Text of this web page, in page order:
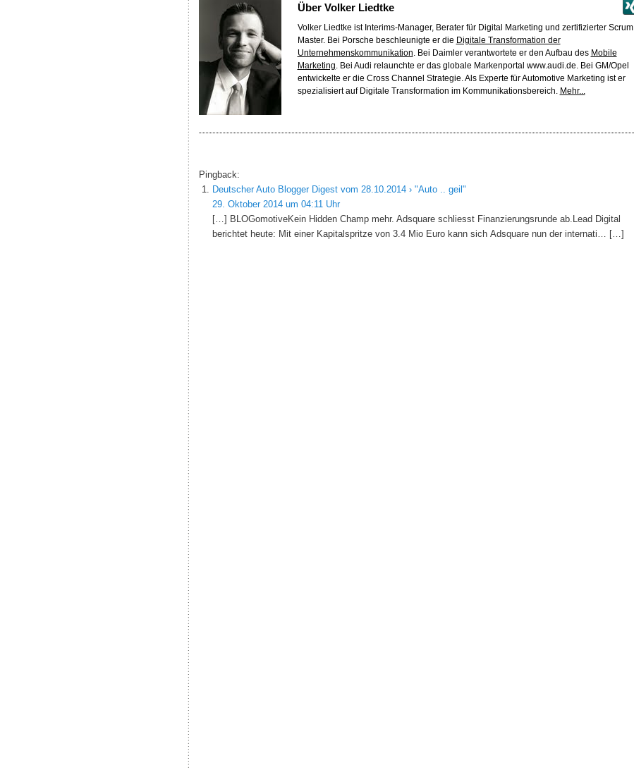
Über Volker Liedtke
Volker Liedtke ist Interims-Manager, Berater für Digital Marketing und zertifizierter Scrum
Master. Bei Porsche beschleunigte er die Digitale Transformation der
Unternehmenskommunikation . Bei Daimler verantwortete er den Aufbau des Mobile
Marketing . Bei Audi relaunchte er das globale Markenportal www.audi.de. Bei GM/Opel
entwickelte er die Cross Channel Strategie. Als Experte für Automotive Marketing ist er
spezialisiert auf Digitale Transformation im Kommunikationsbereich. Mehr...
Pingback:
Deutscher Auto Blogger Digest vom 28.10.2014 › "Auto .. geil"
29. Oktober 2014 um 04:11 Uhr
[…] BLOGomotiveKein Hidden Champ mehr. Adsquare schliesst Finanzierungsrunde ab.Lead Digital
berichtet heute: Mit einer Kapitalspritze von 3.4 Mio Euro kann sich Adsquare nun der internati… […]